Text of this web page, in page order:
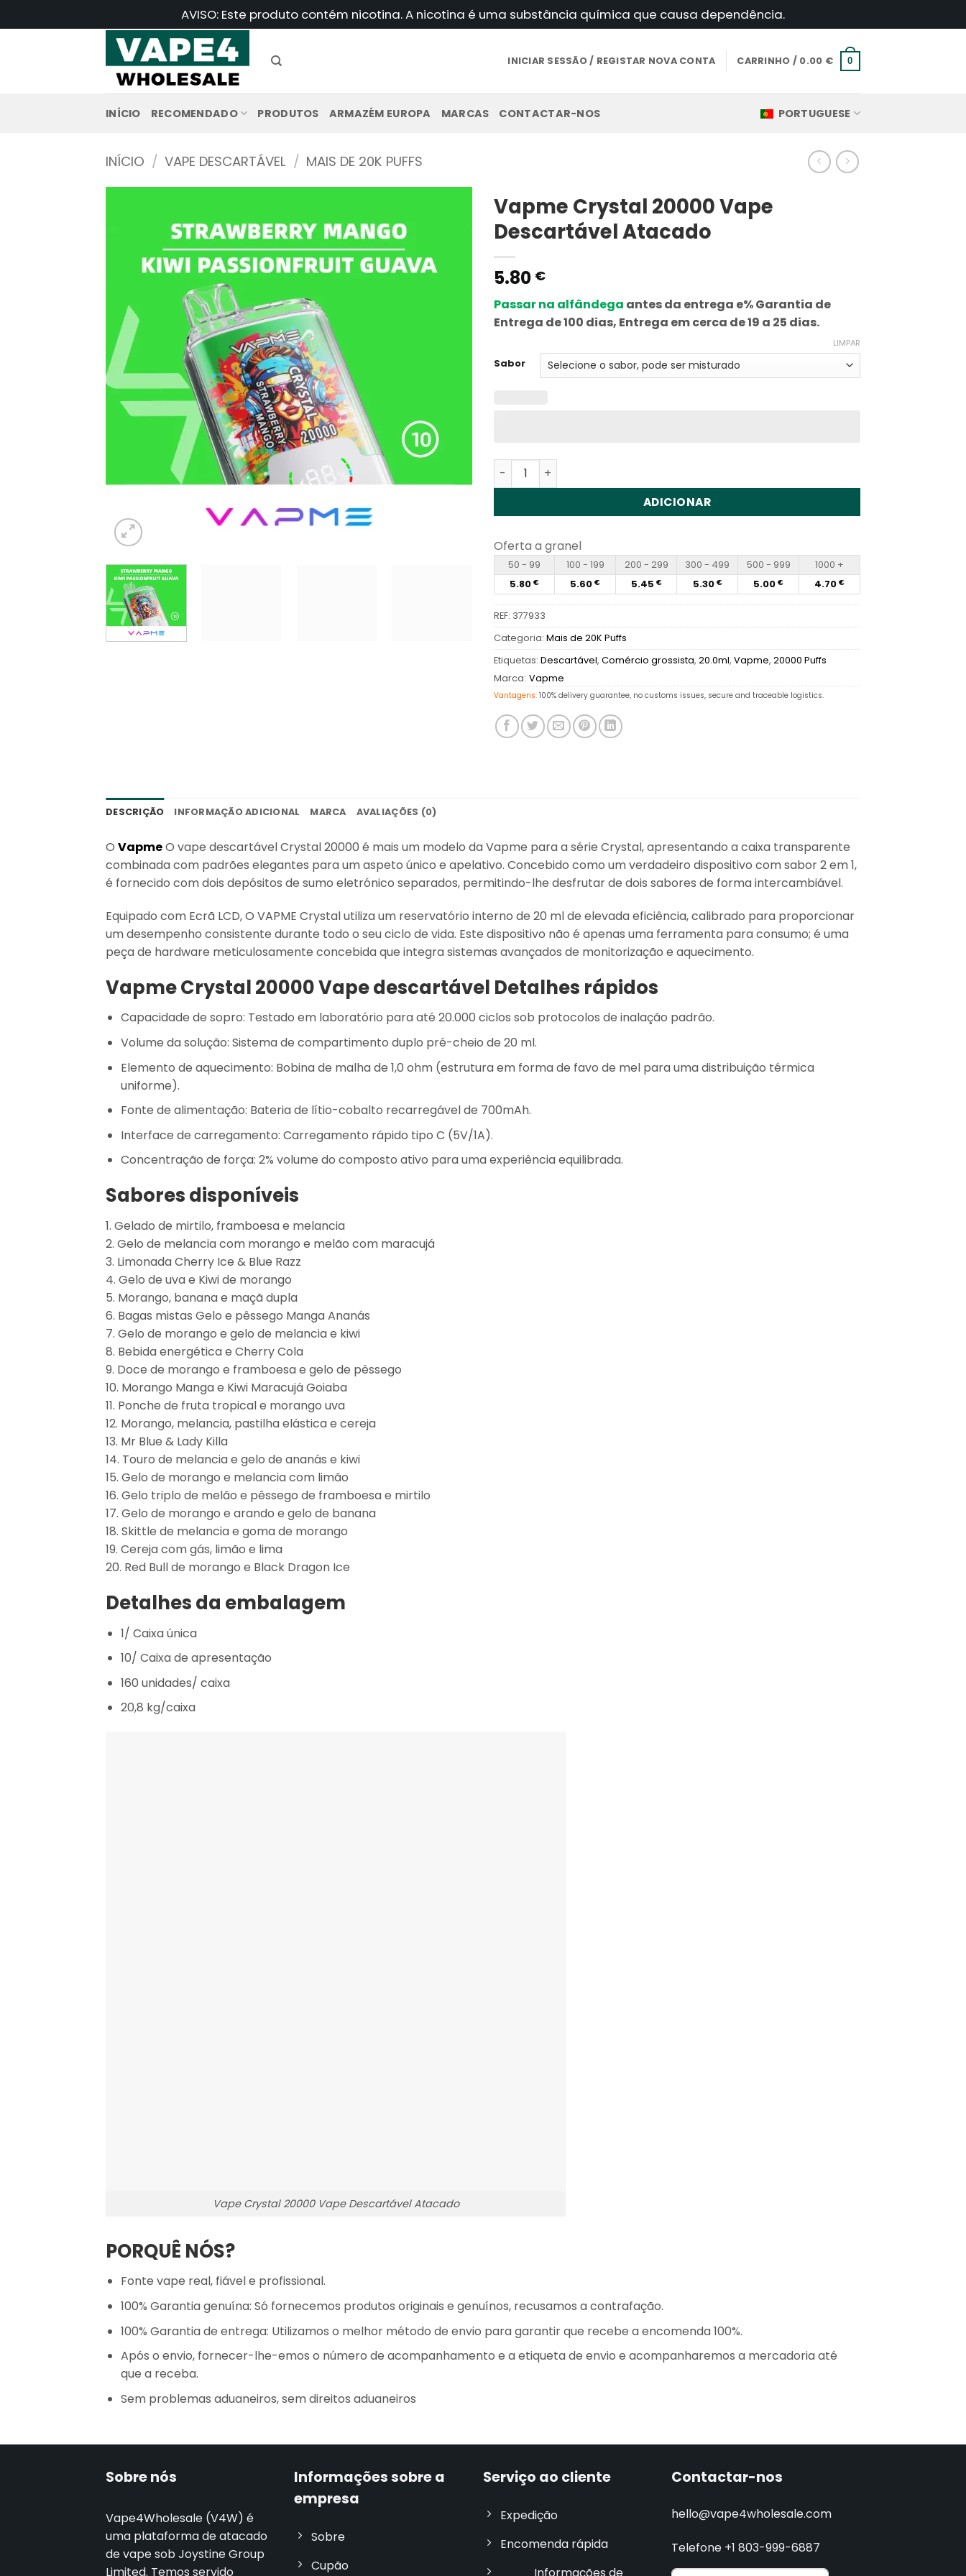
para
AVISO: Este produto contém nicotina. A nicotina é uma substância química que causa dependência.
INICIAR SESSÃO / REGISTAR NOVA CONTA CARRINHO / 0.00 € 0
INÍCIO RECOMENDADO PRODUTOS ARMAZÉM EUROPA MARCAS CONTACTAR-NOS PORTUGUESE
INÍCIO / VAPE DESCARTÁVEL / MAIS DE 20K PUFFS
Vapme Crystal 20000 Vape
Descartável Atacado
5.80 €
Passar na alfândega antes da entrega e% Garantia de
Entrega de 100 dias, Entrega em cerca de 19 a 25 dias.
Sabor
LIMPAR
Quantidade de Vapme Crystal 20000 Disposable Vape Wholesale
ADICIONAR
Oferta a granel
50 - 99 100 - 199 200 - 299 300 - 499 500 - 999
1000 +
5.80 € 5.60 € 5.45 € 5.30 € 5.00 € 4.70 €
REF: 377933
Categoria: Mais de 20K Puffs
Etiquetas: Descartável, Comércio grossista, 20.0ml, Vapme, 20000 Puffs
Marca: Vapme
Vantagens: 100% delivery guarantee, no customs issues, secure and traceable logistics.
DESCRIÇÃO INFORMAÇÃO ADICIONAL MARCA AVALIAÇÕES (0)
O VapmeO vape descartável Crystal 20000 é mais um modelo da Vapme para a série Crystal, apresentando a caixa transparente
combinada com padrões elegantes para um aspeto único e apelativo. Concebido como um verdadeiro dispositivo com sabor 2 em 1,
é fornecido comdois depósitos de sumo eletrónico separados, permitindo-lhe desfrutar de dois sabores de forma intercambiável.
Equipado com Ecrã LCD, O VAPME Crystal utiliza um reservatório interno de 20 ml de elevada eficiência, calibrado para proporcionar
um desempenho consistente durante todo o seu ciclo de vida. Este dispositivo não é apenas uma ferramenta para consumo; é uma
peça de hardware meticulosamente concebida que integra sistemas avançados de monitorização e aquecimento.
Vapme Crystal 20000 Vape descartável Detalhes rápidos
Capacidade de sopro: Testado em laboratório para até 20.000 ciclos sob protocolos de inalação padrão.
Volume da solução: Sistema de compartimento duplo pré-cheio de 20 ml.
Elemento de aquecimento: Bobina de malha de 1,0 ohm (estrutura em forma de favo de mel para uma distribuição térmica
uniforme).
Fonte de alimentação: Bateria de lítio-cobalto recarregável de 700mAh.
Interface de carregamento: Carregamento rápido tipo C (5V/1A).
Concentração de força: 2% volume do composto ativo para uma experiência equilibrada.
Sabores disponíveis
1. Gelado de mirtilo, framboesa e melancia
2. Gelo de melancia com morango e melão com maracujá
3. Limonada Cherry Ice & Blue Razz
4. Gelo de uva e Kiwi de morango
5. Morango, banana e maçã dupla
6. Bagas mistas Gelo e pêssego Manga Ananás
7. Gelo de morango e gelo de melancia e kiwi
8. Bebida energética e Cherry Cola
9. Doce de morango e framboesa e gelo de pêssego
10. Morango Manga e Kiwi Maracujá Goiaba
11. Ponche de fruta tropical e morango uva
12. Morango, melancia, pastilha elástica e cereja
13. Mr Blue & Lady Killa
14. Touro de melancia e gelo de ananás e kiwi
15. Gelo de morango e melancia com limão
16. Gelo triplo de melão e pêssego de framboesa e mirtilo
17. Gelo de morango e arando e gelo de banana
18. Skittle de melancia e goma de morango
19. Cereja com gás, limão e lima
20. Red Bull de morango e Black Dragon Ice
Detalhes da embalagem
1/ Caixa única
10/ Caixa de apresentação
160 unidades/ caixa
20,8 kg/caixa
Vape Crystal 20000 Vape Descartável Atacado
PORQUÊ NÓS?
Fonte vape real, fiável e profissional.
100% Garantia genuína: Só fornecemos produtos originais e genuínos, recusamos a contrafação.
100% Garantia de entrega: Utilizamos o melhor método de envio para garantir que recebe a encomenda 100%.
Após o envio, fornecer-lhe-emos o número de acompanhamento e a etiqueta de envio e acompanharemos a mercadoria até
que a receba.
Sem problemas aduaneiros, sem direitos aduaneiros
Sobre nós
Vape4Wholesale (V4W) é
uma plataforma de atacado
de vape sob Joystine Group
Limited. Temos servido
Informações sobre a
empresa
Sobre
Cupão
Serviço ao cliente
Expedição
Encomenda rápida
Contactar-nos
hello@vape4wholesale.com
Telefone +1 803-999-6887